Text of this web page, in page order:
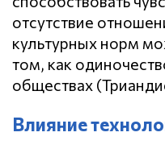
отсутствие
культурных норм
том, как
обществах
Влияние